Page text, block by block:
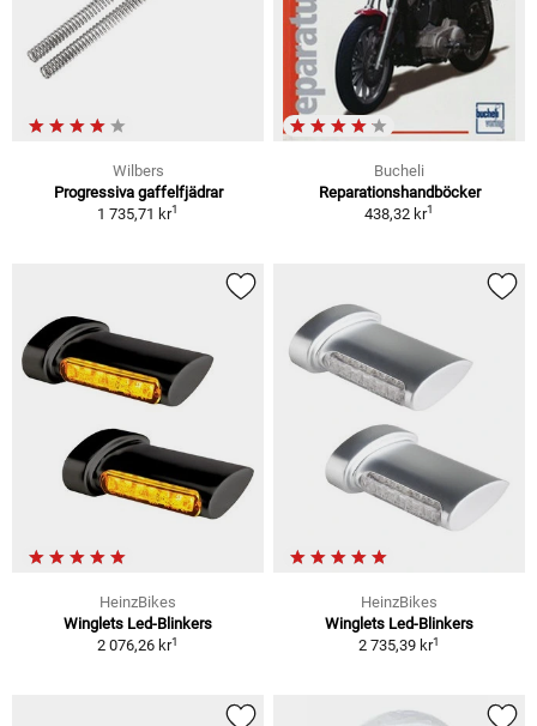
Wilbers
Progressiva gaffelfjädrar
1 735,71 kr1
Bucheli
Reparationshandböcker
438,32 kr1
HeinzBikes
Winglets Led-Blinkers
2 076,26 kr1
HeinzBikes
Winglets Led-Blinkers
2 735,39 kr1